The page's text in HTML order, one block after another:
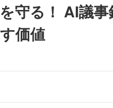
守る！ AI議
価値